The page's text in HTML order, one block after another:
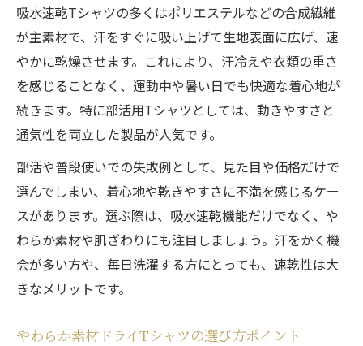
か素材
スポーツも日常も活躍するドライTシャツの
特徴
吸水速乾Tシャツの素材比較と選び方のポイン
ト
吸水速乾ドライTシャツ素材の特徴を解説
やわらか素材Tシャツの選び方と比較ポイン
ト
部活向き吸水速乾Tシャツの素材別メリット
Tシャツのドライ性能と肌触りを徹底比較
吸水速乾Tシャツ選びで注目すべき素材とは
吸水速乾Tシャツの多くはポリエステルなどの合成繊維
が主素材で、汗をすぐに吸い上げて生地表面に広げ、速
やかに乾燥させます。これにより、汗冷えや衣類の重さ
を感じることなく、運動中や暑い日でも快適な着心地が
続きます。特に部活用Tシャツとしては、動きやすさと
通気性を両立した製品が人気です。
部活や普段使いでの失敗例として、見た目や価格だけで
選んでしまい、着心地や乾きやすさに不満を感じるケー
スがあります。選ぶ際は、吸水速乾機能だけでなく、や
わらか素材や肌ざわりにも注目しましょう。汗をかく機
会が多い方や、毎日洗濯する方にとっても、速乾性は大
きなメリットです。
やわらか素材ドライTシャツの選び方ポイント